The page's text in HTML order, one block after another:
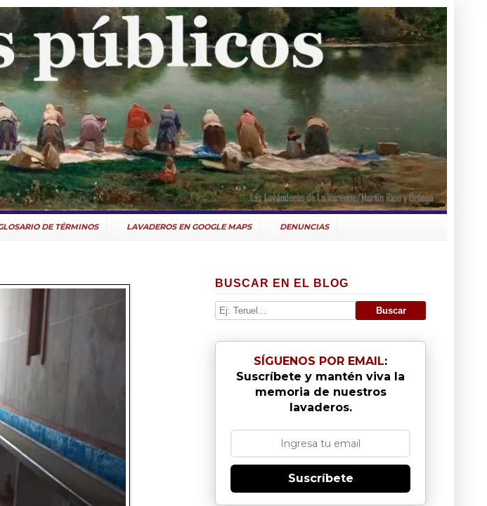
DE TÉRMINOS LAVADEROS EN GOOGLE MAPS DENUNCIAS
BUSCAR EN EL BLOG
SÍGUENOS POR EMAIL:
Suscríbete y mantén viva la
memoria de nuestros
lavaderos.
Suscríbete